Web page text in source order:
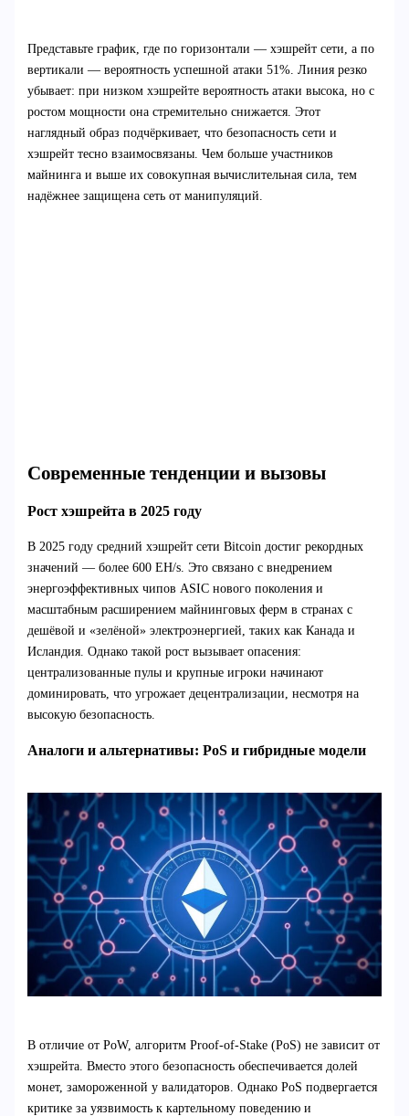
Представьте график, где по горизонтали — хэшрейт сети, а по
вертикали — вероятность успешной атаки 51%. Линия резко
убывает: при низком хэшрейте вероятность атаки высока, но с
ростом мощности она стремительно снижается. Этот
наглядный образ подчёркивает, что безопасность сети и
хэшрейт тесно взаимосвязаны. Чем больше участников
майнинга и выше их совокупная вычислительная сила, тем
надёжнее защищена сеть от манипуляций.
Современные тенденции и вызовы
Рост хэшрейта в 2025 году
В 2025 году средний хэшрейт сети Bitcoin достиг рекордных
значений — более 600 EH/s. Это связано с внедрением
энергоэффективных чипов ASIC нового поколения и
масштабным расширением майнинговых ферм в странах с
дешёвой и «зелёной» электроэнергией, таких как Канада и
Исландия. Однако такой рост вызывает опасения:
централизованные пулы и крупные игроки начинают
доминировать, что угрожает децентрализации, несмотря на
высокую безопасность.
Аналоги и альтернативы: PoS и гибридные модели
В отличие от PoW, алгоритм Proof-of-Stake (PoS) не зависит от
хэшрейта. Вместо этого безопасность обеспечивается долей
монет, замороженной у валидаторов. Однако PoS подвергается
критике за уязвимость к картельному поведению и